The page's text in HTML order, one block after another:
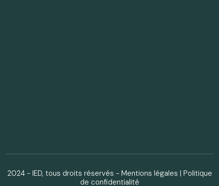
2024 - IED, tous droits réservés - Mentions légales | Politique
de confidentialité